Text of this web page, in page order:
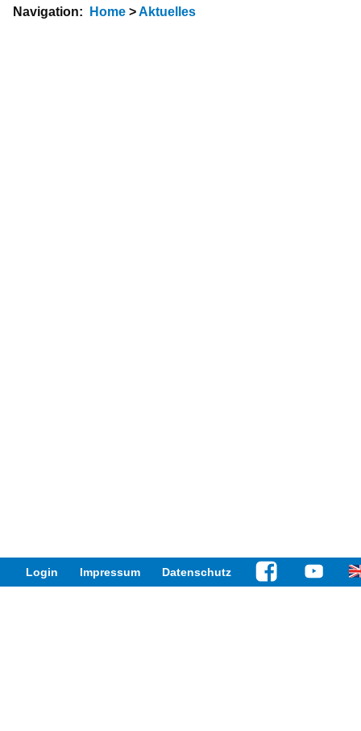
Navigation: Home >Aktuelles
Login Impressum Datenschutz